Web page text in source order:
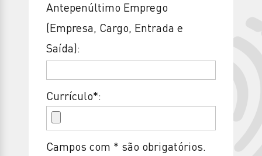
Antepenúltimo Emprego
(Empresa, Cargo, Entrada e
Saída):
Currículo*:
Campos com * são obrigatórios.